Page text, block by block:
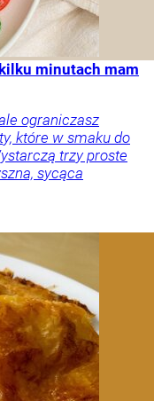
minutach mam
ograniczasz
które w smaku do
trzy proste
sycąca